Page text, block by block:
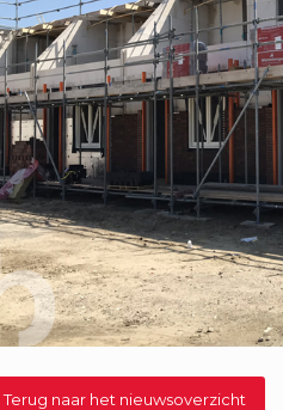
Terug naar het nieuwsoverzicht